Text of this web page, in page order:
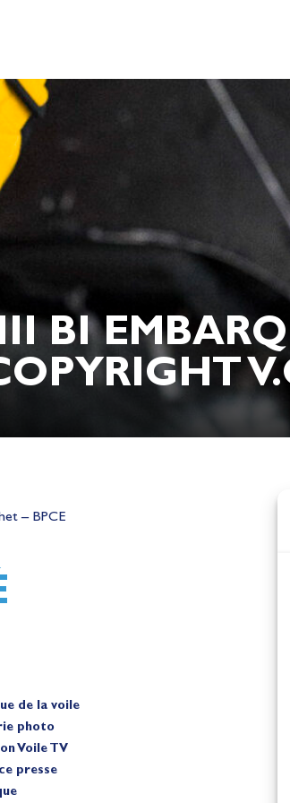
BI
– BPCE
Berthomieu, vice-
de la voile
photo
Voile TV
presse